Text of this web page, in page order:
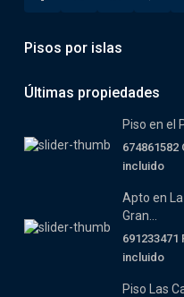
Pisos por islas
Últimas propiedades
Piso en el
674861582
incluido
Apto en
Gran...
691233471
incluido
Piso Las